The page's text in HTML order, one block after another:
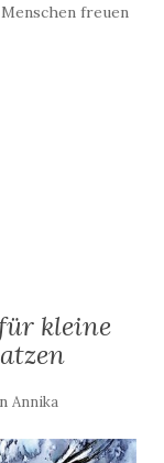
freuen
kleine
Annika